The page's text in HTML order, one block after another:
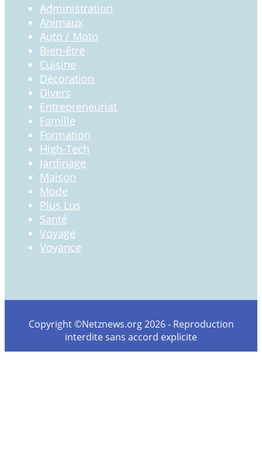
Administration
Animaux
Auto / Moto
Bien-être
Cuisine
Décoration
Divers
Entrepreneuriat
Famille
Formation
High-Tech
Jardinage
Maison
Mode
Plus Lus
Santé
Voyage
Voyance
Copyright ©Netznews.org 2026 - Reproduction
interdite sans accord explicite